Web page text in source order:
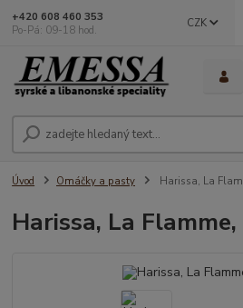
CZK
+420 608 460 353
Po-Pá: 09-18 hod.
Úvod Omáčky a pasty Harissa, La
Harissa, La